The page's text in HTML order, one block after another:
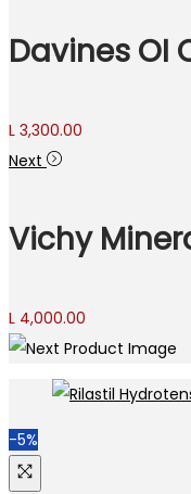
Davines OI
L 3,300.00
Next
Vichy
L 4,000.00
-5%